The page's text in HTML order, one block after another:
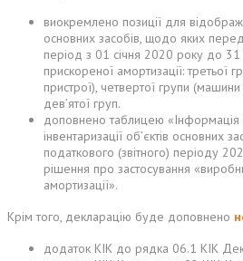
виокремлено позиції для
основних засобів, щодо яких
період з 01 січня 2020 року до
прискореної амортизації: третьої
пристрої), четвертої групи (машини
дев’ятої груп.
доповнено таблицею «Інформація
інвентаризації об’єктів основних
податкового (звітного) періоду
рішення про застосування
амортизації».
Крім того, декларацію буде доповнено
додаток КІК до рядка 06.1 КІК